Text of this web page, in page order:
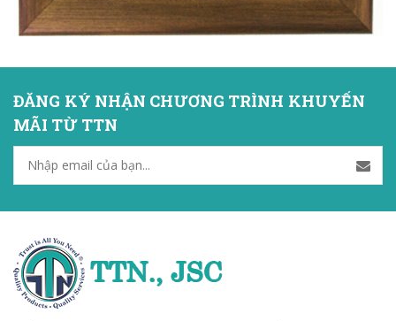
ĐĂNG KÝ NHẬN CHƯƠNG TRÌNH KHUYẾN
MÃI TỪ TTN